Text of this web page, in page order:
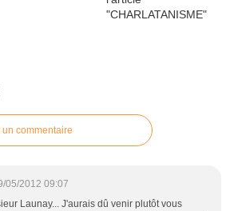
un commentaire
05/2012 09:07
Launay... J'aurais dû venir plutôt vous